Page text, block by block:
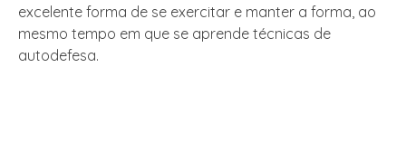
excelente forma de se exercitar e manter a forma, ao
mesmo tempo em que se aprende técnicas de
autodefesa.